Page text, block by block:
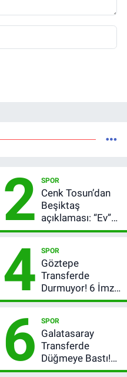
2 SPOR
Cenk Tosun’dan
Beşiktaş
açıklaması: “Ev”
dedi, asıl mesajı
verdi
4 SPOR
Göztepe
Transferde
Durmuyor! 6 İmza
Sonrası Yeni
Oldu
6 SPOR
Galatasaray
Transferde
Düğmeye Bastı!
Leao, Camavinga